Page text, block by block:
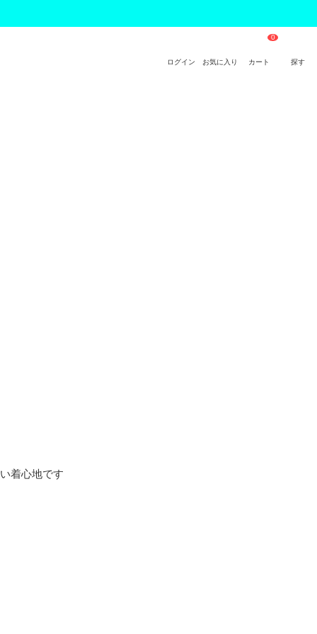
ログイン お気に入り カート 探す
着心地です